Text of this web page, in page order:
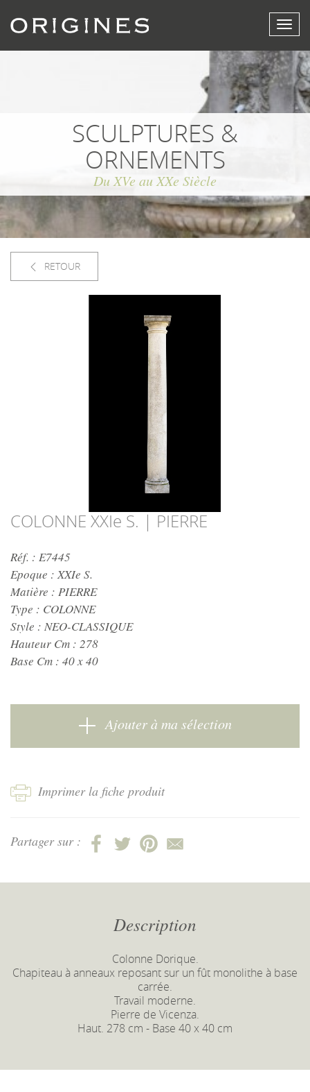
le
menu
SCULPTURES &
ORNEMENTS
Du XVe au XXe Siècle
RETOUR
COLONNE XXIe S. | PIERRE
Réf. : E7445
Epoque :XXIe S.
Matière : PIERRE
Type : COLONNE
Style : NEO-CLASSIQUE
Hauteur Cm : 278
Base Cm : 40 x 40
Ajouter à ma sélection
Imprimer la fiche produit
Partager sur :
Description
Colonne Dorique.
Chapiteau à anneaux reposant sur un fût monolithe à base
carrée.
Travail moderne.
Pierre de Vicenza.
Haut. 278 cm - Base 40 x 40 cm